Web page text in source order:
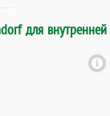
для внутренней